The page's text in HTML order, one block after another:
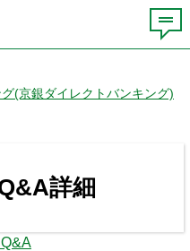
(京銀ダイレクトバンキング)
詳細